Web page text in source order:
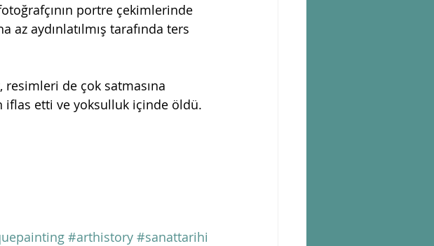
portre çekimlerinde
az aydınlatılmış tarafında ters
resimleri de çok satmasına
iflas etti ve yoksulluk içinde öldü.
#arthistory #sanattarihi